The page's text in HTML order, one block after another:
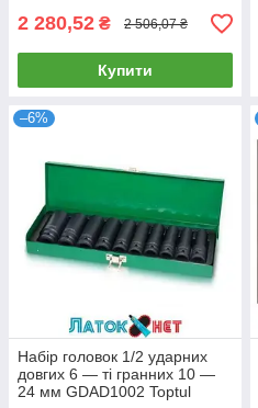
2 280,52 ₴ 2 506,07 ₴
Купити
–6%
Набір головок 1/2 ударних
довгих 6 — ті гранних 10 —
24 мм GDAD1002 Toptul